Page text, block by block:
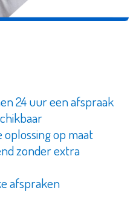
24 uur een afspraak
op maat
zonder extra
afspraken